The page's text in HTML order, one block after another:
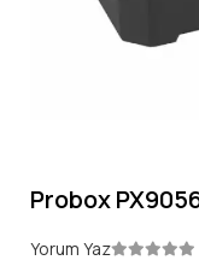
Probox
Yorum Yaz